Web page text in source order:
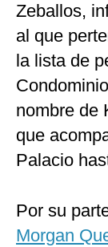
Zeballos,
al que
la lista de
nombre de
que
Palacio
Por su
Morgan